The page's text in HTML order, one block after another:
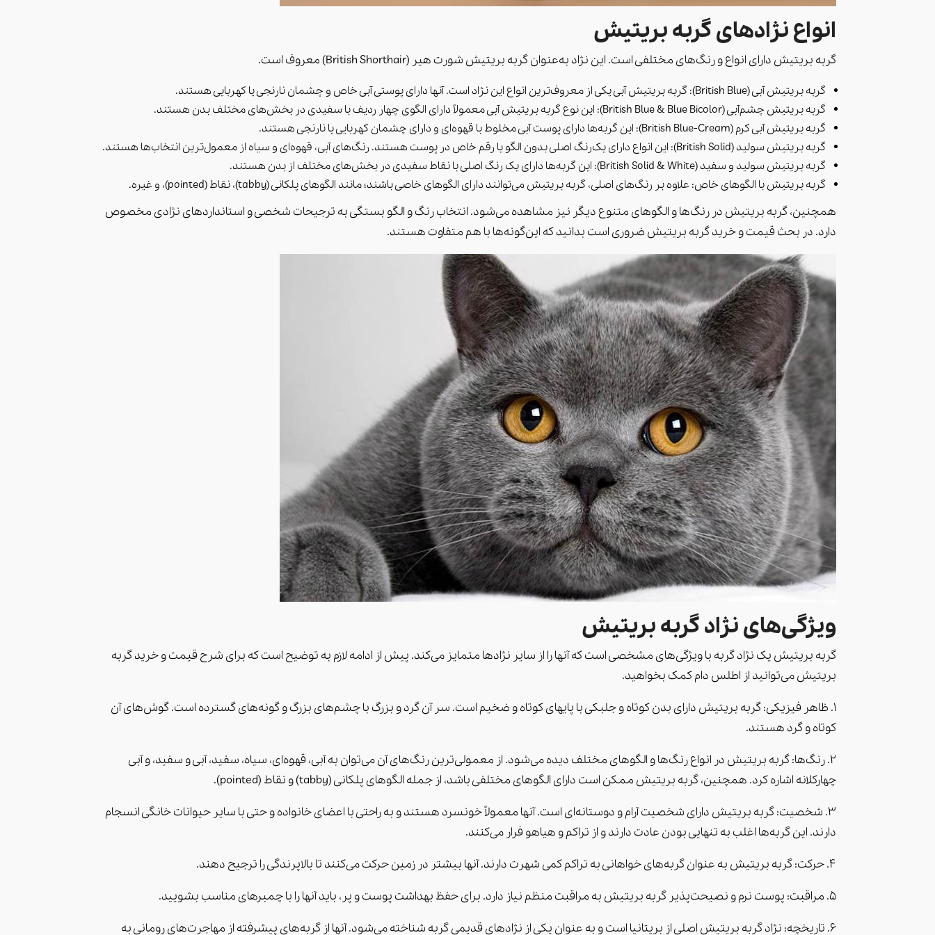
انواع نژادهای گربه بریتیش
گربه بریتیش دارای انواع و رنگ‌های مختلفی است. این نژاد به‌عنوان گربه بریتیش شورت‌ هیر (British Shorthair) معروف است.
گربه بریتیش آبی (British Blue): گربه بریتیش آبی یکی از معروف‌ترین انواع این نژاد است. آنها دارای پوستی آبی خاص و چشمان نارنجی یا کهربایی هستند.
گربه بریتیش چشم‌آبی (British Blue & Blue Bicolor): این نوع گربه بریتیش آبی معمولاً دارای الگوی چهار ردیف با سفیدی در بخش‌های مختلف بدن هستند.
گربه بریتیش آبی کرم (British Blue-Cream): این گربه‌ها دارای پوست آبی مخلوط با قهوه‌ای و دارای چشمان کهربایی یا نارنجی هستند.
گربه بریتیش سولید (British Solid): این انواع دارای یک‌رنگ اصلی بدون الگو یا رقم خاص در پوست هستند. رنگ‌های آبی، قهوه‌ای و سیاه از معمول‌ترین انتخاب‌ها هستند.
گربه بریتیش سولید و سفید (British Solid & White): این گربه‌ها دارای یک رنگ اصلی با نقاط سفیدی در بخش‌های مختلف از بدن هستند.
گربه بریتیش با الگوهای خاص: علاوه بر رنگ‌های اصلی، گربه بریتیش می‌توانند دارای الگوهای خاصی باشند؛ مانند الگوهای پلکانی (tabby)، نقاط (pointed)، و غیره.
همچنین، گربه بریتیش در رنگ‌ها و الگوهای متنوع دیگر نیز مشاهده می‌شود. انتخاب رنگ و الگو بستگی به ترجیحات شخصی و استانداردهای نژادی مخصوص
دارد. در بحث قیمت و خرید گربه بریتیش ضروری است بدانید که این‌گونه‌ها با هم متفاوت هستند.
ویژگی‌های نژاد گربه بریتیش
گربه بریتیش یک نژاد گربه با ویژگی‌های مشخصی است که آنها را از سایر نژادها متمایز می‌کند. پیش از ادامه لازم به توضیح است که برای شرح قیمت و خرید گربه
بریتیش می‌توانید از اطلس دام کمک بخواهید.
1. ظاهر فیزیکی: گربه بریتیش دارای بدن کوتاه و جلبکی با پایهای کوتاه و ضخیم است. سر آن گرد و بزرگ با چشم‌های بزرگ و گونه‌های گسترده است. گوش‌های آن
کوتاه و گرد هستند.
2. رنگ‌ها: گربه بریتیش در انواع رنگ‌ها و الگوهای مختلف دیده می‌شود. از معمولی‌ترین رنگ‌های آن می‌توان به آبی، قهوه‌ای، سیاه، سفید، آبی و سفید، و آبی
چهارکلانه اشاره کرد. همچنین، گربه بریتیش ممکن است دارای الگوهای مختلفی باشد، از جمله الگوهای پلکانی (tabby) و نقاط (pointed).
3. شخصیت: گربه بریتیش دارای شخصیت آرام و دوستانه‌ای است. آنها معمولاً خونسرد هستند و به راحتی با اعضای خانواده و حتی با سایر حیوانات خانگی انسجام
دارند. این گربه‌ها اغلب به تنهایی بودن عادت دارند و از تراکم و هیاهو فرار می‌کنند.
4. حرکت: گربه بریتیش به عنوان گربه‌های خواهانی به تراکم کمی شهرت دارند. آنها بیشتر در زمین حرکت می‌کنند تا بالاپرندگی را ترجیح دهند.
5. مراقبت: پوست نرم و نصیحت‌پذیر گربه بریتیش به مراقبت منظم نیاز دارد. برای حفظ بهداشت پوست و پر، باید آنها را با چمبرهای مناسب بشویید.
6. تاریخچه: نژاد گربه بریتیش اصلی از بریتانیا است و به عنوان یکی از نژادهای قدیمی گربه شناخته می‌شود. آنها از گربه‌های پیشرفته از مهاجرت‌های رومانی به